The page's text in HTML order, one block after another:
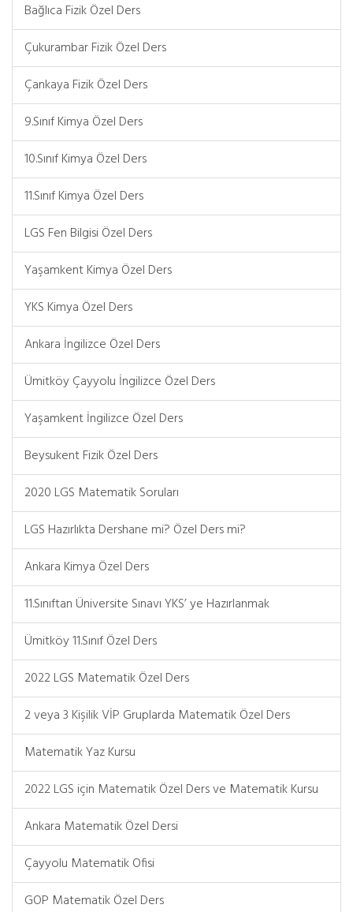
Bağlıca Fizik Özel Ders
Çukurambar Fizik Özel Ders
Çankaya Fizik Özel Ders
9.Sınıf Kimya Özel Ders
10.Sınıf Kimya Özel Ders
11.Sınıf Kimya Özel Ders
LGS Fen Bilgisi Özel Ders
Yaşamkent Kimya Özel Ders
YKS Kimya Özel Ders
Ankara İngilizce Özel Ders
Ümitköy Çayyolu İngilizce Özel Ders
Yaşamkent İngilizce Özel Ders
Beysukent Fizik Özel Ders
2020 LGS Matematik Soruları
LGS Hazırlıkta Dershane mi? Özel Ders mi?
Ankara Kimya Özel Ders
11.Sınıftan Üniversite Sınavı YKS’ ye Hazırlanmak
Ümitköy 11.Sınıf Özel Ders
2022 LGS Matematik Özel Ders
2 veya 3 Kişilik VİP Gruplarda Matematik Özel Ders
Matematik Yaz Kursu
2022 LGS için Matematik Özel Ders ve Matematik Kursu
Ankara Matematik Özel Dersi
Çayyolu Matematik Ofisi
GOP Matematik Özel Ders